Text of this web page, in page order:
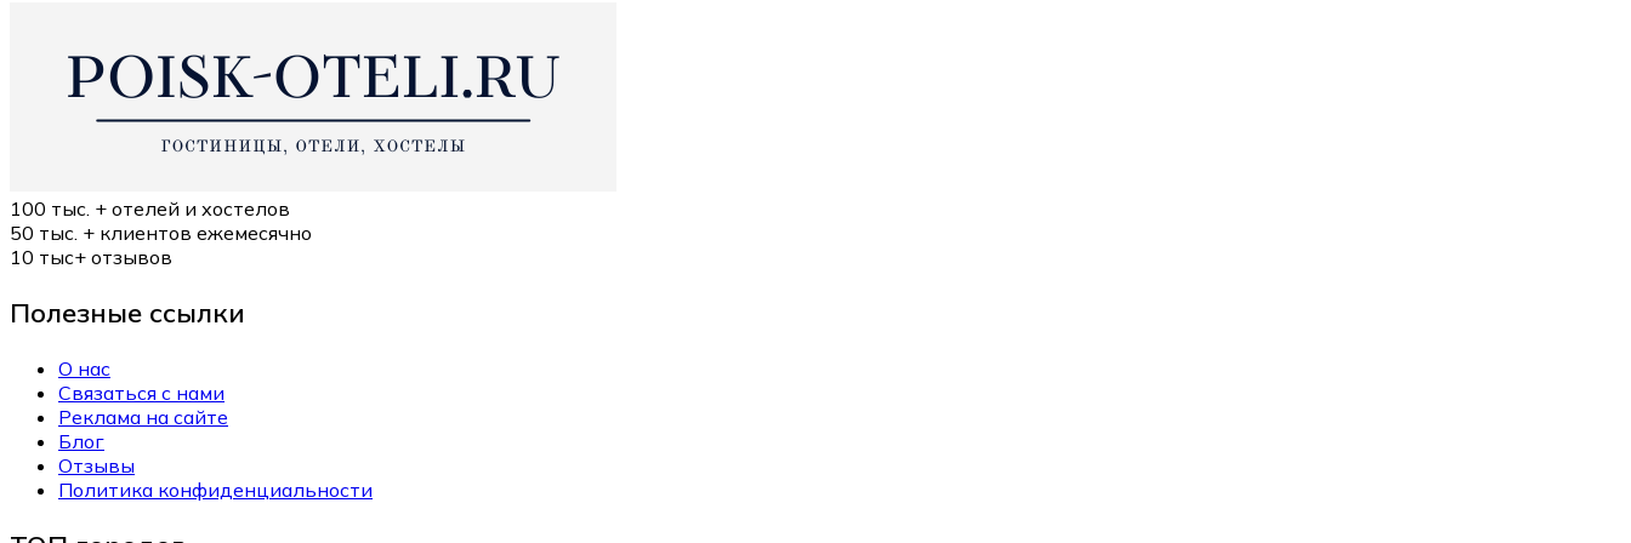
100 тыс. + отелей и хостелов
50 тыс. + клиентов ежемесячно
10 тыс+ отзывов
Полезные ссылки
О нас
Связаться с нами
Реклама на сайте
Блог
Отзывы
Политика конфиденциальности